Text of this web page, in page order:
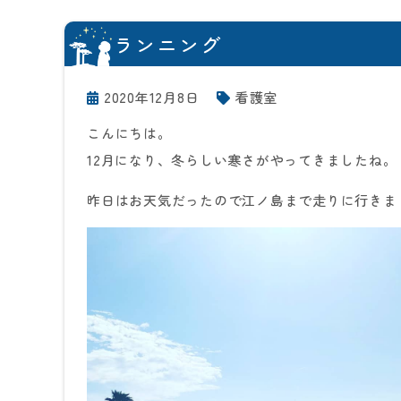
ランニング
2020年12月8日
看護室
こんにちは。
12月になり、冬らしい寒さがやってきましたね。
昨日はお天気だったので江ノ島まで走りに行きま